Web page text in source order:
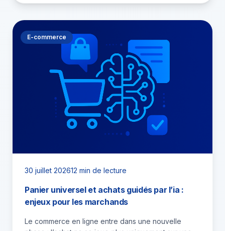
E-commerce
30 juillet 202612 min de lecture
Panier universel et achats guidés par l’ia :
enjeux pour les marchands
Le commerce en ligne entre dans une nouvelle